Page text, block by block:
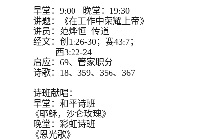
早堂：9:00 晚堂：19:30
讲题：《在工作中荣耀上帝》
讲员：范烨恒 传道
经文：创1:26-30；赛43:7；
西3:22-24
启应：69、管家职分
诗歌：18、359、356、367
诗班献唱：
早堂：和平诗班
《耶稣，沙仑玫瑰》
晚堂：彩虹诗班
《恩光歌》